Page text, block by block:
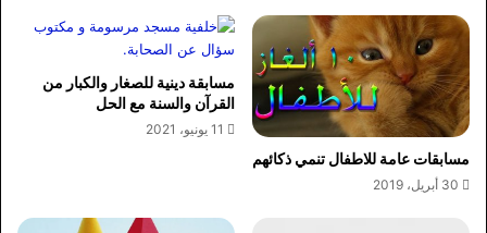
مسابقات عامة للاطفال تنمي ذكائهم
30 أبريل، 2019
مسابقة دينية للصغار والكبار من
القرآن والسنة مع الحل
11 يونيو، 2021